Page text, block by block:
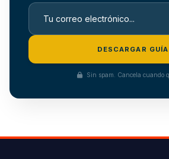
DESCARGAR GUÍA
Sin spam. Cancela cuando